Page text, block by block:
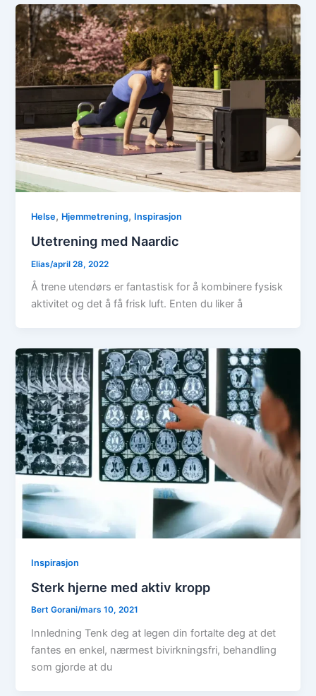
Helse, Hjemmetrening, Inspirasjon
Utetrening med Naardic
Elias/april 28, 2022
Å trene utendørs er fantastisk for å kombinere fysisk
aktivitet og det å få frisk luft. Enten du liker å
Inspirasjon
Sterk hjerne med aktiv kropp
Bert Gorani/mars 10, 2021
Innledning Tenk deg at legen din fortalte deg at det
fantes en enkel, nærmest bivirkningsfri, behandling
som gjorde at du